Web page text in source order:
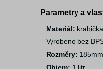
Parametry a
Materiál:
Vyrobeno bez
Rozměry:
Objem: 1 litr